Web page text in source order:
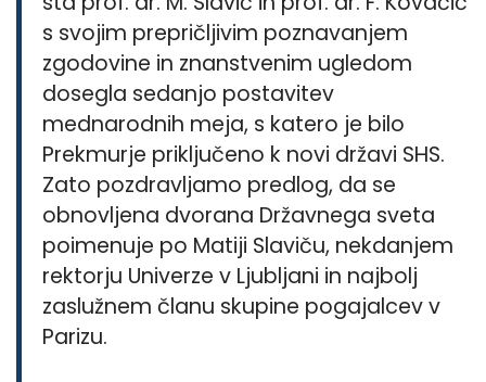
s svojim prepričljivim poznavanjem
zgodovine in znanstvenim ugledom
dosegla sedanjo postavitev
mednarodnih meja, s katero je bilo
Prekmurje priključeno k novi državi SHS.
Zato pozdravljamo predlog, da se
obnovljena dvorana Državnega sveta
poimenuje po Matiji Slaviču, nekdanjem
rektorju Univerze v Ljubljani in najbolj
zaslužnem članu skupine pogajalcev v
Parizu.